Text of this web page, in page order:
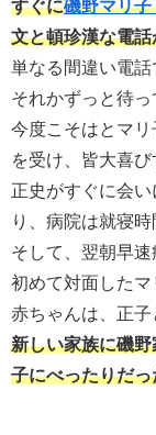
すぐに磯野マリ
文と頓珍漢な電話
単なる間違い電話
それかずっと待っ
今度こそはとマ
を受け、皆大喜び
正史がすぐに会
り、病院は就寝時
そして、翌朝早速
初めて対面したマ
赤ちゃんは、正子
新しい家族に磯
子にべったりだっ